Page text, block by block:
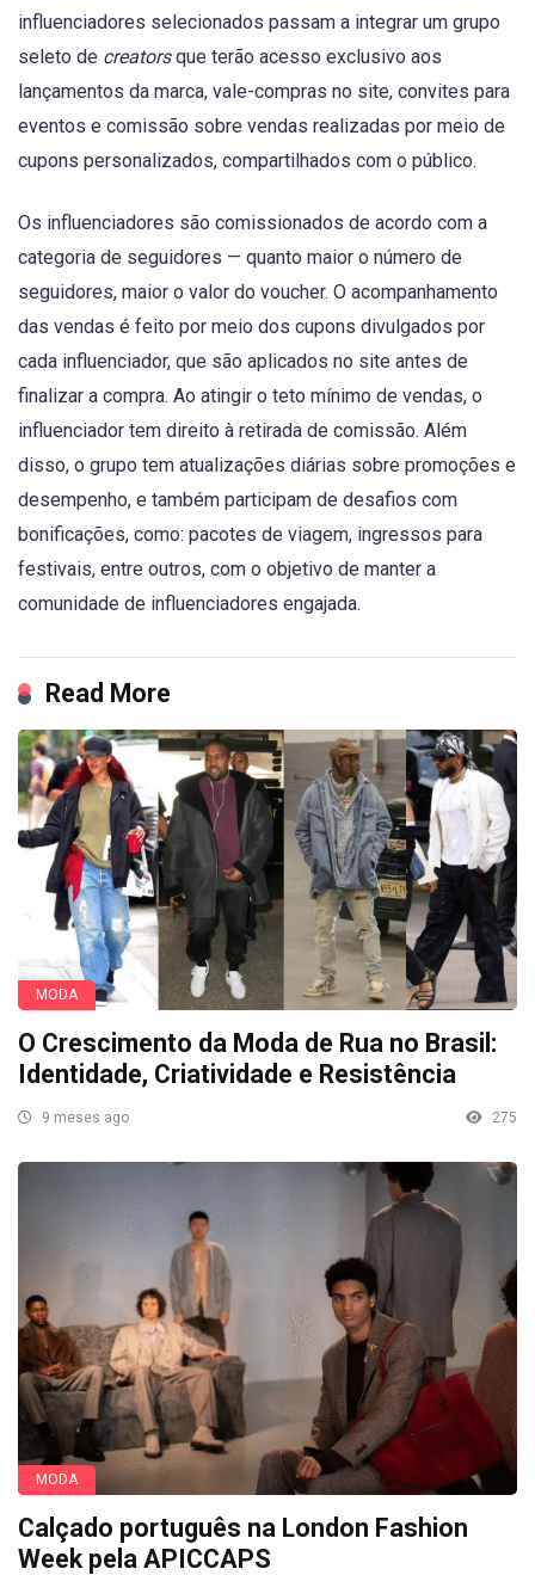
influenciadores selecionados passam a integrar um grupo
seleto de creatorsque terão acesso exclusivo aos
lançamentos da marca, vale-compras no site, convites para
eventos e comissão sobre vendas realizadas por meio de
cupons personalizados, compartilhados com o público.
Os influenciadores são comissionados de acordo com a
categoria de seguidores — quanto maior o número de
seguidores, maior o valor do voucher. O acompanhamento
das vendas é feito por meio dos cupons divulgados por
cada influenciador, que são aplicados no site antes de
finalizar a compra. Ao atingir o teto mínimo de vendas, o
influenciador tem direito à retirada de comissão. Além
disso, o grupo tem atualizações diárias sobre promoções e
desempenho, e também participam de desafios com
bonificações, como: pacotes de viagem, ingressos para
festivais, entre outros, com o objetivo de manter a
comunidade de influenciadores engajada.
Read More
MODA
O Crescimento da Moda de Rua no Brasil:
Identidade, Criatividade e Resistência
9 meses ago 275
MODA
Calçado português na London Fashion
Week pela APICCAPS